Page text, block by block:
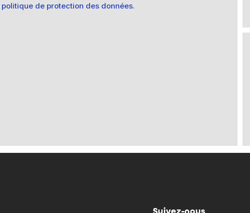
politique de protection des données.